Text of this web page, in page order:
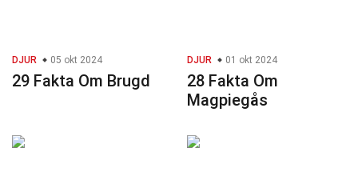
DJUR 05 okt 2024
29 Fakta Om Brugd
DJUR 01 okt 2024
28 Fakta Om
Magpiegås